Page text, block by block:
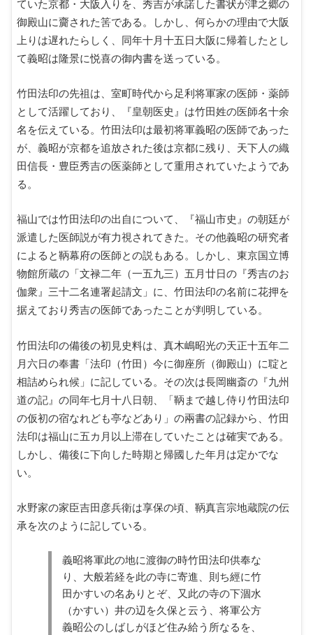
ていた京都・大阪入りを、秀吉が承諾した書状が津之郷の
御殿山に齎された筈である。しかし、何らかの理由で大阪
上りは遅れたらしく、同年十月十五日大阪に帰着したとし
て義昭は隆景に悦喜の御内書を送っている。
竹田法印の先祖は、室町時代から足利将軍家の医師・薬師
として活躍しており、『皇朝医史』は竹田姓の医師名十余
名を伝えている。竹田法印は最初将軍義昭の医師であった
が、義昭が京都を追放された後は京都に残り、天下人の織
田信長・豊臣秀吉の医薬師として重用されていたようであ
る。
福山では竹田法印の出自について、『福山市史』の朝廷が
派遣した医師説が有力視されてきた。その他義昭の研究者
によると鞆幕府の医師との説もある。しかし、東京国立博
物館所蔵の「文禄二年（一五九三）五月廿日の『秀吉のお
伽衆』三十二名連署起請文」に、竹田法印の名前に花押を
据えており秀吉の医師であったことが判明している。
竹田法印の備後の初見史料は、真木嶋昭光の天正十五年二
月六日の奉書「法印（竹田）今に御座所（御殿山）に聢と
相詰められ候」に記している。その次は長岡幽斎の『九州
道の記』の同年七月十八日朝、「鞆まで越し侍り竹田法印
の仮初の宿なれども亭などあり」の兩書の記録から、竹田
法印は福山に五カ月以上滞在していたことは確実である。
しかし、備後に下向した時期と帰國した年月は定かでな
い。
水野家の家臣吉田彦兵衛は享保の頃、鞆真言宗地蔵院の伝
承を次のように記している。
義昭将軍此の地に渡御の時竹田法印供奉な
り、大般若経を此の寺に寄進、則ち經に竹
田かすいの名ありとぞ、又此の寺の下涸水
（かすい）井の辺を久保と云う、将軍公方
義昭公のしばしがほど住み給う所なるを、